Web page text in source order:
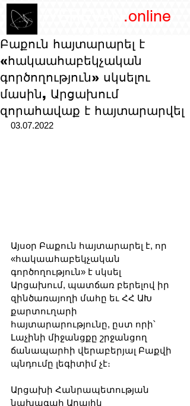
.online
Բաքուն հայտարարել է
«հակաահաբեկչական
գործողություն» սկսելու
մասին, Արցախում
զորահավաք է հայտարարվել
03.07.2022
Այսօր Բաքուն հայտարարել է, որ
«հակաահաբեկչական
գործողություն» է սկսել
Արցախում, պատճառ բերելով իր
զինծառայողի մահը եւ ՀՀ ԱԽ
քարտուղարի
հայտարարությունը, ըստ որի՝
Լաչինի միջանցքը շրջանցող
ճանապարհի վերաբերյալ Բաքվի
պնդումը լեգիտիմ չէ։
Արցախի Հանրապետության
նախագահ Արայիկ